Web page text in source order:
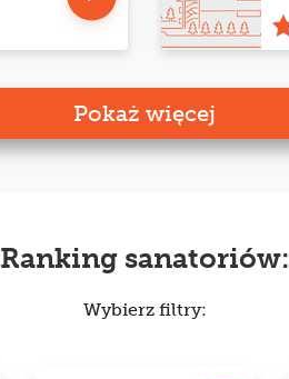
Pokaż więcej
Ranking sanatoriów:
Wybierz filtry: